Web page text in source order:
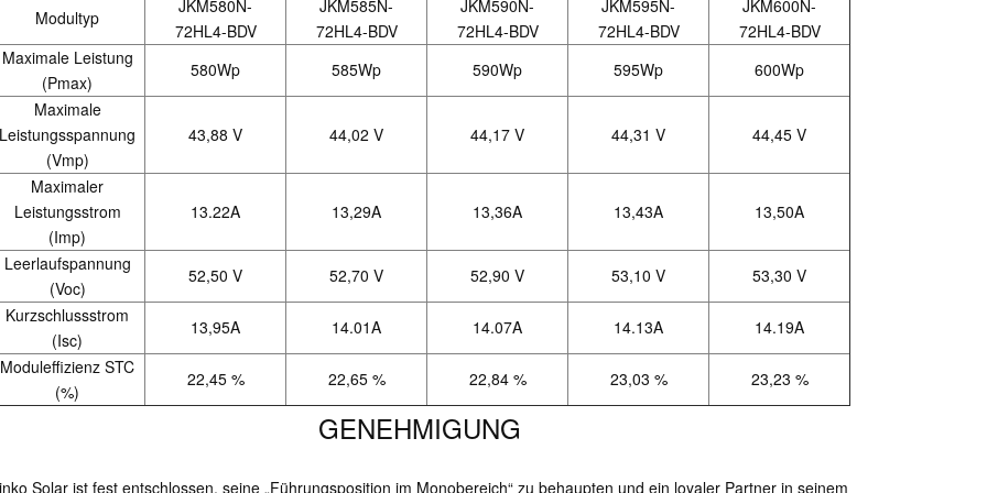
Modultyp
JKM580N-
72HL4-BDV
JKM585N-
72HL4-BDV
JKM590N-
72HL4-BDV
JKM595N-
72HL4-BDV
JKM600N-
72HL4-BDV
Maximale Leistung
(Pmax)
580Wp 585Wp 590Wp 595Wp
600Wp
Maximale
Leistungsspannung
(Vmp)
43,88 V 44,02 V 44,17 V 44,31 V 44,45 V
Maximaler
Leistungsstrom
(Imp)
13.22A 13,29A 13,36A 13,43A 13,50A
Leerlaufspannung
(Voc)
52,50 V 52,70 V 52,90 V 53,10 V
53,30 V
Kurzschlussstrom
(Isc)
13,95A 14.01A 14.07A 14.13A
14.19A
Moduleffizienz STC
(%)
22,45 % 22,65 % 22,84 % 23,03 % 23,23 %
GENEHMIGUNG
Solar ist fest entschlossen, seine „Führungsposition im Monobereich“ zu behaupten und ein loyaler Partner in seinem